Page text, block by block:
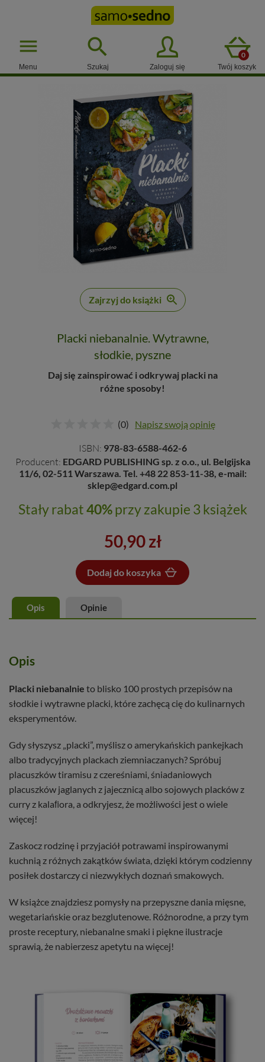

Szukaj Zaloguj się
0
Twój koszyk
menu
Menu
Zajrzyj do książki
Placki niebanalnie. Wytrawne,
słodkie, pyszne
Daj się zainspirować i odkrywaj placki na
różne sposoby!
(0) Napisz swoją opinię
ISBN: 978-83-6588-462-6
Producent: EDGARD PUBLISHING sp. z o.o., ul. Belgijska
11/6, 02-511 Warszawa. Tel. +48 22 853-11-38, e-mail:
sklep@edgard.com.pl
Stały rabat40%przy zakupie 3 książek
50,90 zł
Dodaj do koszyka
Opis Opinie
Opis
Placki niebanalnie to blisko 100 prostych przepisów na
słodkie i wytrawne placki, które zachęcą cię do kulinarnych
eksperymentów.
Gdy słyszysz „placki”, myślisz o amerykańskich pankejkach
albo tradycyjnych plackach ziemniaczanych? Spróbuj
placuszków tiramisu z czereśniami, śniadaniowych
placuszków jaglanych z jajecznicą albo sojowych placków z
curry z kalaﬁora, a odkryjesz, że możliwości jest o wiele
więcej!
Zaskocz rodzinę i przyjaciół potrawami inspirowanymi
kuchnią z różnych zakątków świata, dzięki którym codzienny
posiłek dostarczy ci niezwykłych doznań smakowych.
W książce znajdziesz pomysły na przepyszne dania mięsne,
wegetariańskie oraz bezglutenowe. Różnorodne, a przy tym
proste receptury, niebanalne smaki i piękne ilustracje
sprawią, że nabierzesz apetytu na więcej!